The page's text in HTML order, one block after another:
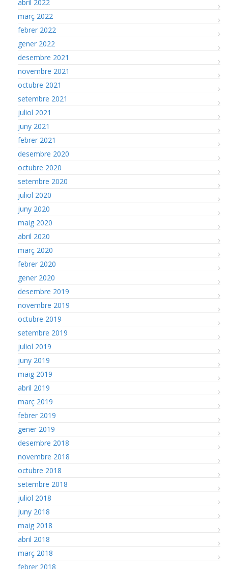
abril 2022
març 2022
febrer 2022
gener 2022
desembre 2021
novembre 2021
octubre 2021
setembre 2021
juliol 2021
juny 2021
febrer 2021
desembre 2020
octubre 2020
setembre 2020
juliol 2020
juny 2020
maig 2020
abril 2020
març 2020
febrer 2020
gener 2020
desembre 2019
novembre 2019
octubre 2019
setembre 2019
juliol 2019
juny 2019
maig 2019
abril 2019
març 2019
febrer 2019
gener 2019
desembre 2018
novembre 2018
octubre 2018
setembre 2018
juliol 2018
juny 2018
maig 2018
abril 2018
març 2018
febrer 2018